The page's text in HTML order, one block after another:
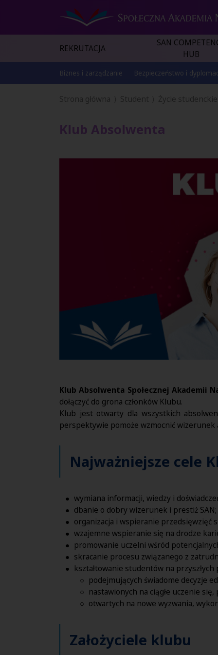
REKRUTACJA
SAN
HUB
Biznes i zarządzanie Bezpieczeństwo i
Strona główna Student Życie studenckie
Klub Absolwenta
Klub Absolwenta Społecznej Akademii
dołączyć do grona członków Klubu.
Klub jest otwarty dla wszystkich
perspektywie pomoże wzmocnić wizerunek
Najważniejsze cele
wymiana informacji, wiedzy i
dbanie o dobry wizerunek i prestiż SAN;
organizacja i wspieranie przedsięwzięć
wzajemne wspieranie się na drodze
promowanie uczelni wśród
skracanie procesu związanego z
kształtowanie studentów na przyszłych
podejmujących świadome decyzje
nastawionych na ciągłe uczenie
otwartych na nowe wyzwania,
Założyciele klubu